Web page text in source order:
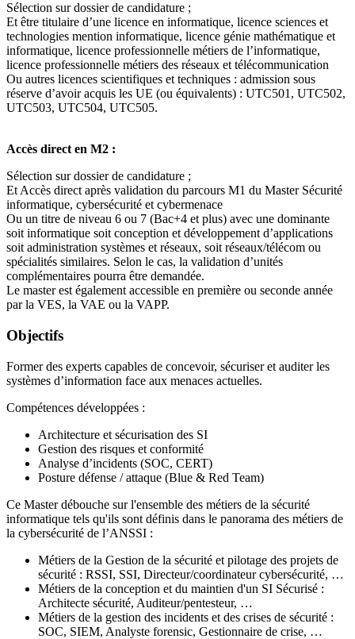
Sélection sur dossier de candidature ;
Et être titulaire d’une licence en informatique, licence sciences et
technologies mention informatique, licence génie mathématique et
informatique, licence professionnelle métiers de l’informatique,
licence professionnelle métiers des réseaux et télécommunication
Ou autres licences scientifiques et techniques : admission sous
réserve d’avoir acquis les UE (ou équivalents) : UTC501, UTC502,
UTC503, UTC504, UTC505.
Accès direct en M2 :
Sélection sur dossier de candidature ;
Et Accès direct après validation du parcours M1 du Master Sécurité
informatique, cybersécurité et cybermenace
Ou un titre de niveau 6 ou 7 (Bac+4 et plus) avec une dominante
soit informatique soit conception et développement d’applications
soit administration systèmes et réseaux, soit réseaux/télécom ou
spécialités similaires. Selon le cas, la validation d’unités
complémentaires pourra être demandée.
Le master est également accessible en première ou seconde année
par la VES, la VAE ou la VAPP.
Objectifs
Former des experts capables de concevoir, sécuriser et auditer les
systèmes d’information face aux menaces actuelles.
Compétences développées :
Architecture et sécurisation des SI
Gestion des risques et conformité
Analyse d’incidents (SOC, CERT)
Posture défense / attaque (Blue & Red Team)
Ce Master débouche sur l'ensemble des métiers de la sécurité
informatique tels qu'ils sont définis dans le panorama des métiers de
la cybersécurité de l’ANSSI :
Métiers de la Gestion de la sécurité et pilotage des projets de
sécurité : RSSI, SSI, Directeur/coordinateur cybersécurité, …
Métiers de la conception et du maintien d'un SI Sécurisé :
Architecte sécurité, Auditeur/pentesteur, …
Métiers de la gestion des incidents et des crises de sécurité :
SOC, SIEM, Analyste forensic, Gestionnaire de crise, …